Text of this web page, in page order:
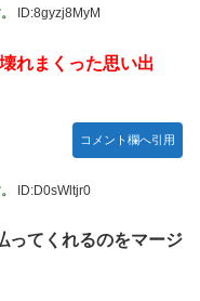
ID:8gyzj8MyM
れまくった思い出
コメント欄へ引用
ID:D0sWltjr0
ってくれるのをマージ